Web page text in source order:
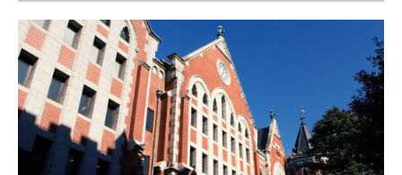
製造業のIT導入・活用を支援
モノづくり技術者専門サイト
エレクトロニクス専門サイト
電子設計の基本と応用
エネルギーの専門メディア